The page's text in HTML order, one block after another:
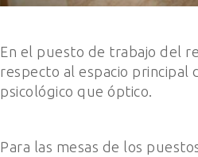
En el puesto de trabajo del
respecto al espacio
psicológico que óptico.
Para las mesas de los